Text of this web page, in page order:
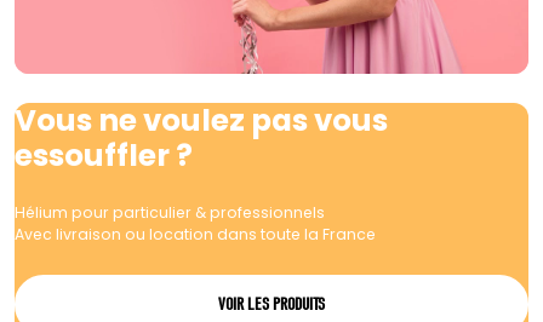
Vous ne voulez pas vous
essouffler ?
Hélium pour particulier & professionnels
Avec livraison ou location dans toute la France
VOIR LES PRODUITS